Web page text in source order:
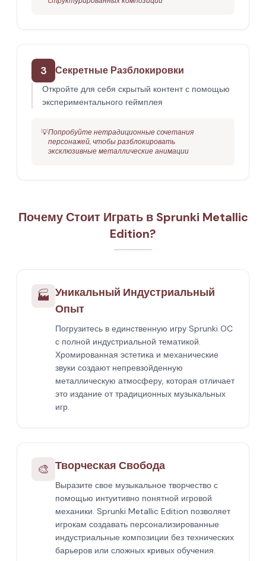
3 Секретные Разблокировки
Откройте для себя скрытый контент с помощью
экспериментального геймплея
💡Попробуйте нетрадиционные сочетания
персонажей, чтобы разблокировать
эксклюзивные металлические анимации
Почему Стоит Играть в Sprunki Metallic
Edition?
🏭 Уникальный Индустриальный
Опыт
Погрузитесь в единственную игру Sprunki OC
с полной индустриальной тематикой.
Хромированная эстетика и механические
звуки создают непревзойденную
металлическую атмосферу, которая отличает
это издание от традиционных музыкальных
игр.
🎨 Творческая Свобода
Выразите свое музыкальное творчество с
помощью интуитивно понятной игровой
механики. Sprunki Metallic Edition позволяет
игрокам создавать персонализированные
индустриальные композиции без технических
барьеров или сложных кривых обучения.